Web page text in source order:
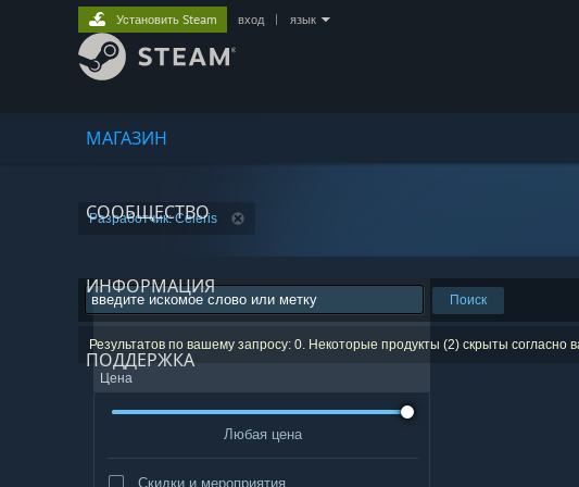
МАГАЗИН
СООБЩЕСТВО
ИНФОРМАЦИЯ
ПОДДЕРЖКА
Установить Steam вход язык
Разработчик: Celeris
Поиск
Результатов по вашему запросу: 0. Некоторые продукты (2) скрыты согласно
Цена
Любая цена
Скидки и мероприятия